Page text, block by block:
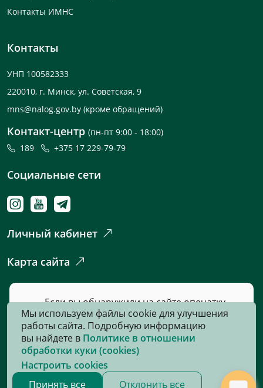
Контакты ИМНС
Контакты
УНП 100582333
220010, г. Минск, ул. Советская, 9
mns@nalog.gov.by (кроме обращений)
Контакт-центр (пн-пт 9:00 - 18:00)
189
+375 17 229-79-79
Социальные сети
Личный кабинет
Карта сайта
Если вы обнаружили на сайте опечатку
или неточность, пожалуйста, нажмите
сюдаи сообщите нам об этом.
© 2026, Все права защищены
Мы используем файлы cookie для улучшения
работы сайта. Подробную информацию
вы найдете в Политике в отношении
обработки куки (cookies)
Настроить cookies
Принять все
Отклонить все